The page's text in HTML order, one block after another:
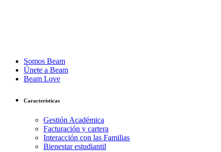
Somos Beam
Únete a Beam
Beam Love
Características
Gestión Académica
Facturación y cartera
Interacción con las Familias
Bienestar estudiantil